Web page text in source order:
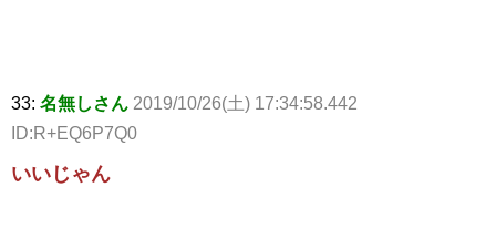
33: 名無しさん 2019/10/26(土) 17:34:58.442
ID:R+EQ6P7Q0
いいじゃん